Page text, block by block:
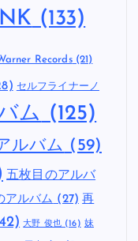
(133)
Records(21)
セルフライナーノ
ム (125)
ルバム (59)
五枚目のアルバ
アルバム (27) 再
大野 俊也(16) 妹